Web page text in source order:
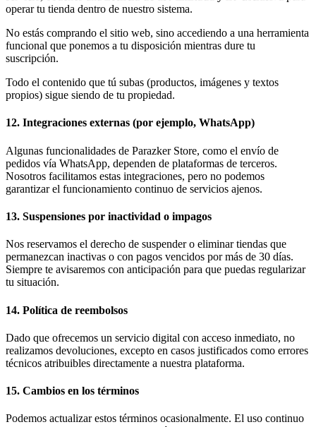
operar tu tienda dentro de nuestro sistema.
No estás comprando el sitio web, sino accediendo a una herramienta
funcional que ponemos a tu disposición mientras dure tu
suscripción.
Todo el contenido que tú subas (productos, imágenes y textos
propios) sigue siendo de tu propiedad.
12. Integraciones externas (por ejemplo, WhatsApp)
Algunas funcionalidades de Parazker Store, como el envío de
pedidos vía WhatsApp, dependen de plataformas de terceros.
Nosotros facilitamos estas integraciones, pero no podemos
garantizar el funcionamiento continuo de servicios ajenos.
13. Suspensiones por inactividad o impagos
Nos reservamos el derecho de suspender o eliminar tiendas que
permanezcan inactivas o con pagos vencidos por más de 30 días.
Siempre te avisaremos con anticipación para que puedas regularizar
tu situación.
14. Política de reembolsos
Dado que ofrecemos un servicio digital con acceso inmediato, no
realizamos devoluciones, excepto en casos justificados como errores
técnicos atribuibles directamente a nuestra plataforma.
15. Cambios en los términos
Podemos actualizar estos términos ocasionalmente. El uso continuo